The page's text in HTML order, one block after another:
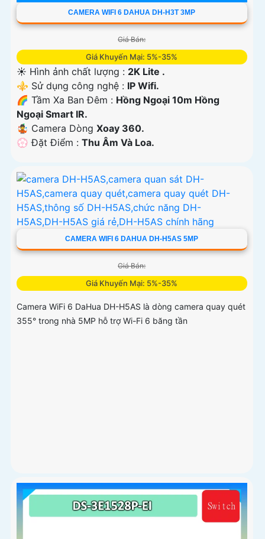
CAMERA WIFI 6 DAHUA DH-H3T 3MP
Giá Bán:
Giá Khuyến Mại: 5%-35%
☀️ Hình ảnh chất lượng : 2K Lite .
⚜️ Sử dụng công nghệ : IP Wifi.
🌈 Tầm Xa Ban Đêm : Hồng Ngoại 10m Hồng
Ngoại Smart IR.
🤹 Camera Dòng Xoay 360.
️💮 Đặt Điểm : Thu Âm Và Loa.
CAMERA WIFI 6 DAHUA DH-H5AS 5MP
Giá Bán:
Giá Khuyến Mại: 5%-35%
Camera WiFi 6 DaHua DH-H5AS là dòng camera quay quét
355° trong nhà 5MP hỗ trợ Wi-Fi 6 băng tần